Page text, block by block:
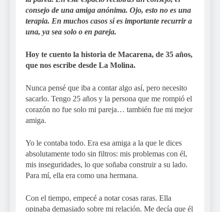
consejo de una amiga anónima. Ojo, esto no es una
terapia. En muchos casos sí es importante recurrir a
una, ya sea solo o en pareja.
Hoy te cuento la historia de Macarena, de 35 años,
que nos escribe desde La Molina.
Nunca pensé que iba a contar algo así, pero necesito
sacarlo. Tengo 25 años y la persona que me rompió el
corazón no fue solo mi pareja… también fue mi mejor
amiga.
Yo le contaba todo. Era esa amiga a la que le dices
absolutamente todo sin filtros: mis problemas con él,
mis inseguridades, lo que soñaba construir a su lado.
Para mí, ella era como una hermana.
Con el tiempo, empecé a notar cosas raras. Ella
opinaba demasiado sobre mi relación. Me decía que él